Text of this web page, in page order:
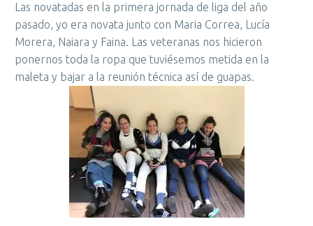
Las novatadas en la primera jornada de liga del año
pasado, yo era novata junto con Maria Correa, Lucía
Morera, Naiara y Faina. Las veteranas nos hicieron
ponernos toda la ropa que tuviésemos metida en la
maleta y bajar a la reunión técnica así de guapas.